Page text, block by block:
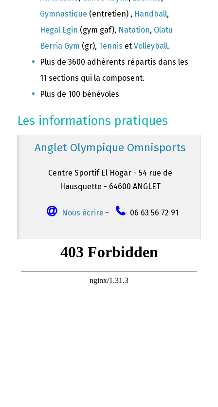
Gymnastique (entretien) , Handball,
Hegal Egin (gym gaf), Natation, Olatu
Berria Gym (gr), Tennis et Volleyball.
Plus de 3600 adhérents répartis dans les
11 sections qui la composent.
Plus de 100 bénévoles
Les informations pratiques
Anglet Olympique Omnisports
Centre Sportif El Hogar - 54 rue de
Hausquette - 64600 ANGLET
Nous écrire - 06 63 56 72 91